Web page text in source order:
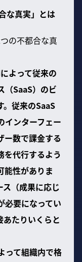
な真実」とは
の不都合な真
よって従来の
（SaaS）のビ
。従来のSaaS
インターフェー
ー数で課金する
を代行するよう
能性がありま
ス（成果に応じ
必要になってい
あたりいくらと
って組織内で格